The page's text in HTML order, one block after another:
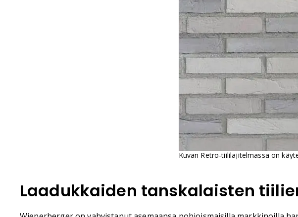
Kuvan Retro-tiililajitelmassa on
Laadukkaiden tanskalaisten